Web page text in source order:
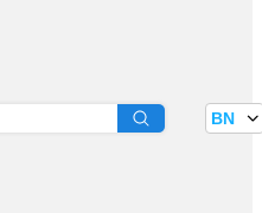
বাতায়ন BN